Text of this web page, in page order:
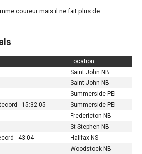
coureur mais il ne fait plus de
Location
Saint John NB
Saint John NB
Summerside PEI
- 15:32.05
Summerside PEI
Fredericton NB
St Stephen NB
- 43:04
Halifax NS
Woodstock NB